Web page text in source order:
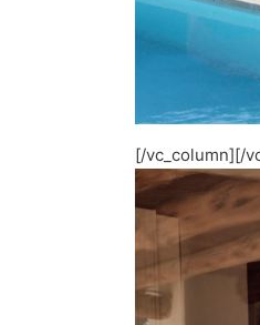
[/vc_column][/